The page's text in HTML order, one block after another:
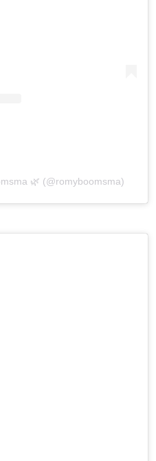
🌿 (@romyboomsma)